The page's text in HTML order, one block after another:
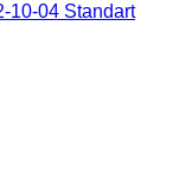
10-04 Standart